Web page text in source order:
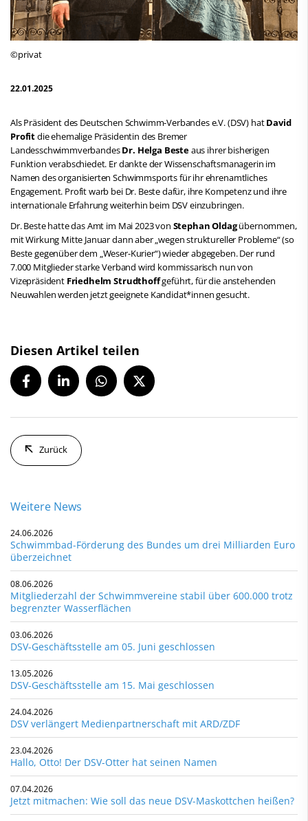
©privat
22.01.2025
Als Präsident des Deutschen Schwimm-Verbandes e.V. (DSV) hatDavid
Profitdie ehemalige Präsidentin des Bremer
LandesschwimmverbandesDr. Helga Besteaus ihrer bisherigen
Funktion verabschiedet. Er dankte der Wissenschaftsmanagerin im
Namen des organisierten Schwimmsports für ihr ehrenamtliches
Engagement. Profit warb bei Dr. Beste dafür, ihre Kompetenz und ihre
internationale Erfahrung weiterhin beim DSV einzubringen.
Dr. Beste hatte das Amt im Mai 2023 von Stephan Oldagübernommen,
mit Wirkung Mitte Januar dann aber „wegen struktureller Probleme“ (so
Beste gegenüber dem „Weser-Kurier“) wieder abgegeben. Der rund
7.000 Mitglieder starke Verband wird kommissarisch nun von
Vizepräsident Friedhelm Strudthoffgeführt, für die anstehenden
Neuwahlen werden jetzt geeignete Kandidat*innen gesucht.
Diesen Artikel teilen
Zurück
Weitere News
24.06.2026
Schwimmbad-Förderung des Bundes um drei Milliarden Euro
überzeichnet
08.06.2026
Mitgliederzahl der Schwimmvereine stabil über 600.000 trotz
begrenzter Wasserflächen
03.06.2026
DSV-Geschäftsstelle am 05. Juni geschlossen
13.05.2026
DSV-Geschäftsstelle am 15. Mai geschlossen
24.04.2026
DSV verlängert Medienpartnerschaft mit ARD/ZDF
23.04.2026
Hallo, Otto! Der DSV-Otter hat seinen Namen
07.04.2026
Jetzt mitmachen: Wie soll das neue DSV-Maskottchen heißen?